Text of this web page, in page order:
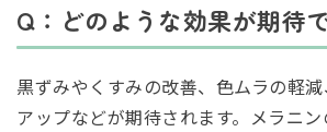
Q：どのような効果が期待
黒ずみやくすみの改善、色ムラの軽
アップなどが期待されます。メラニ